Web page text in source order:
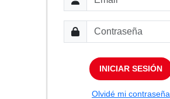
INICIAR SESIÓN
Olvidé mi contraseña